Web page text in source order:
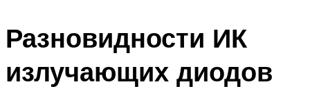
Разновидности ИК
излучающих диодов